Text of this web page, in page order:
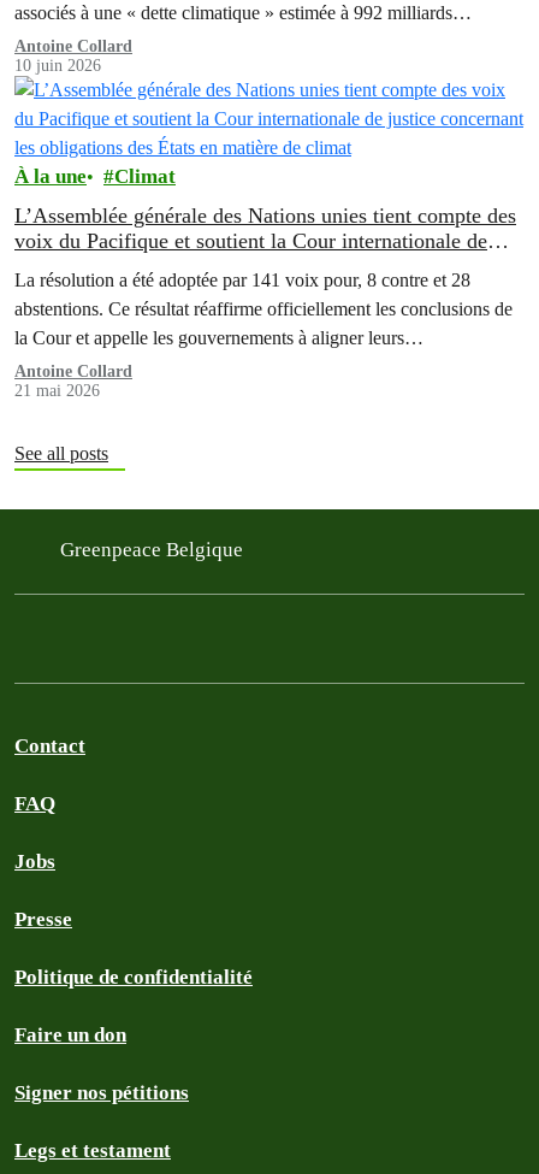
associés à une « dette climatique » estimée à 992 milliards…
Antoine Collard
10 juin 2026
À la une Climat
L’Assemblée générale des Nations unies tient compte des
voix du Pacifique et soutient la Cour internationale de
justice concernant les obligations des États en matière de
climat
La résolution a été adoptée par 141 voix pour, 8 contre et 28
abstentions. Ce résultat réaffirme officiellement les conclusions de
la Cour et appelle les gouvernements à aligner leurs…
Antoine Collard
21 mai 2026
See all posts
Greenpeace Belgique
Contact
FAQ
Jobs
Presse
Politique de confidentialité
Faire un don
Signer nos pétitions
Legs et testament